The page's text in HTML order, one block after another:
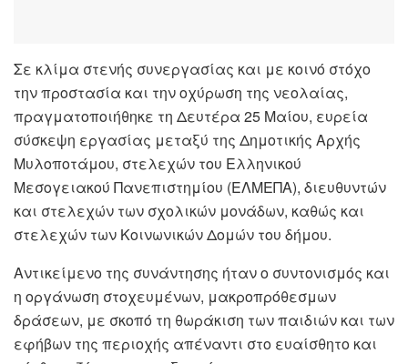
Σε κλίμα στενής συνεργασίας και με κοινό στόχο
την προστασία και την οχύρωση της νεολαίας,
πραγματοποιήθηκε τη Δευτέρα 25 Μαίου, ευρεία
σύσκεψη εργασίας μεταξύ της Δημοτικής Αρχής
Μυλοποτάμου, στελεχών του Ελληνικού
Μεσογειακού Πανεπιστημίου (ΕΛΜΕΠΑ), διευθυντών
και στελεχών των σχολικών μονάδων, καθώς και
στελεχών των Κοινωνικών Δομών του δήμου.
Αντικείμενο της συνάντησης ήταν ο συντονισμός και
η οργάνωση στοχευμένων, μακροπρόθεσμων
δράσεων, με σκοπό τη θωράκιση των παιδιών και των
εφήβων της περιοχής απέναντι στο ευαίσθητο και